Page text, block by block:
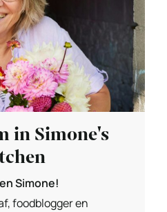
in Simone's
Simone!
foodblogger en